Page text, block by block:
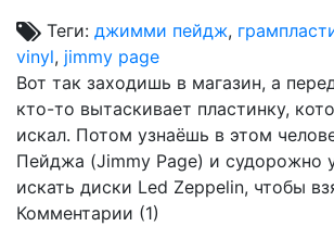
Теги: джимми пейдж,
vinyl, jimmy page
Вот так заходишь в магазин, а
кто-то вытаскивает пластинку,
искал. Потом узнаёшь в этом
Пейджа (Jimmy Page) и судорожно
искать диски Led Zeppelin, чтобы
Комментарии (1)